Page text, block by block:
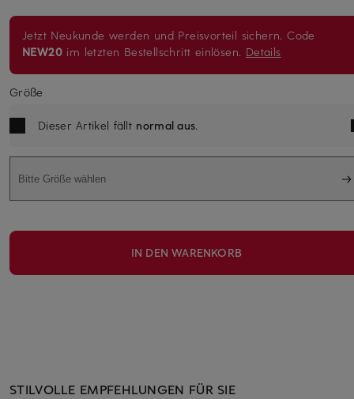
Jetzt Neukunde werden und Preisvorteil sichern. Code
NEW20 im letzten Bestellschritt einlösen. Details
Größe
Dieser Artikel fällt normal aus.
Bitte Größe wählen
IN DEN WARENKORB
STILVOLLE EMPFEHLUNGEN FÜR SIE